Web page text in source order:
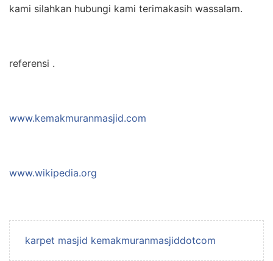
kami silahkan hubungi kami terimakasih wassalam.
referensi .
www.kemakmuranmasjid.com
www.wikipedia.org
karpet masjid kemakmuranmasjiddotcom